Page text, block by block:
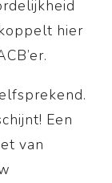
hier
Een
van